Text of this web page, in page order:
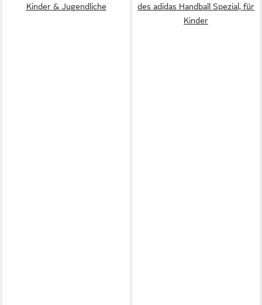
Kinder & Jugendliche
des adidas Handball Spezial, für
Kinder